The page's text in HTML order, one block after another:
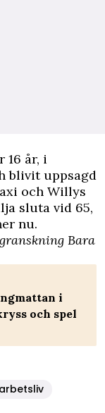
16 år, i
blivit uppsagd
och Willys
sluta vid 65,
nu.
Bara
i
och spel
arbetsliv